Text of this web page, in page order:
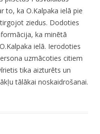
to, ka O.Kalpaka ielā pie
ziedus. Dodoties
ka minētā
ielā. Ierodoties
uzmācoties citiem
tika aizturēts un
tālākai noskaidrošanai.